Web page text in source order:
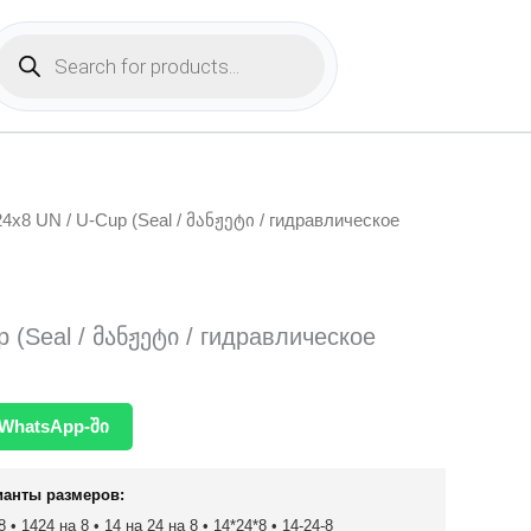
search
UN / U-Cup (Seal / მანჟეტი / гидравлическое
(Seal / მანჟეტი / гидравлическое
ში
размеров:
• 1424 на 8 • 14 на 24 на 8 • 14*24*8 • 14-24-8